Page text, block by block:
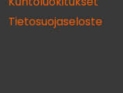
Tietosuojaseloste